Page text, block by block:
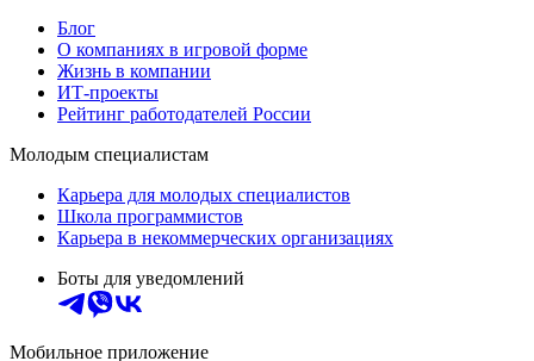
Блог
О компаниях в игровой форме
Жизнь в компании
ИТ-проекты
Рейтинг работодателей России
Молодым специалистам
Карьера для молодых специалистов
Школа программистов
Карьера в некоммерческих организациях
Боты для уведомлений
Мобильное приложение